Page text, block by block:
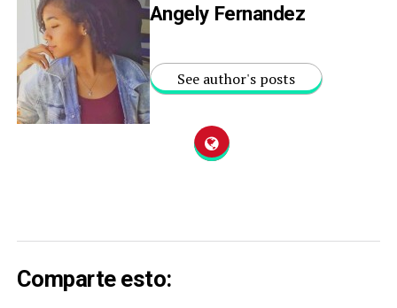
Angely Fernandez
See author's posts
Comparte esto: